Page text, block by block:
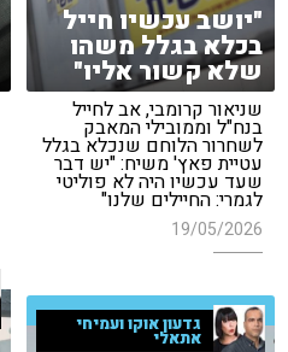
"יושב עכשיו חייל
בכלא בגלל משהו
שלא קשור אליו"
שניאור קרומבי, אב לחייל
בנח"ל וממובילי המאבק
לשחרור הלוחם שנכלא בגלל
עטיית פאץ' משיח: "יש דבר
שעד עכשיו היה לא פוליטי
לגמרי: החיילים שלנו"
19/05/2026
גדעון אוקו ועמיחי
אתאלי